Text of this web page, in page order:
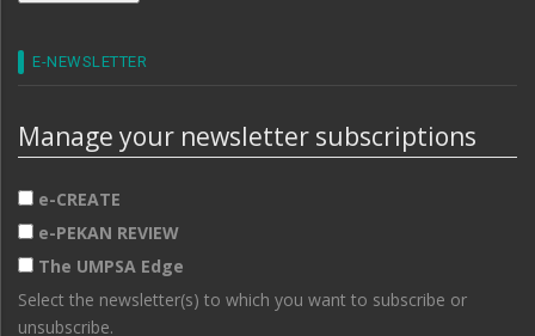
E-NEWSLETTER
Manage your newsletter subscriptions
e-CREATE
e-PEKAN REVIEW
The UMPSA Edge
Select the newsletter(s) to which you want to subscribe or
unsubscribe.